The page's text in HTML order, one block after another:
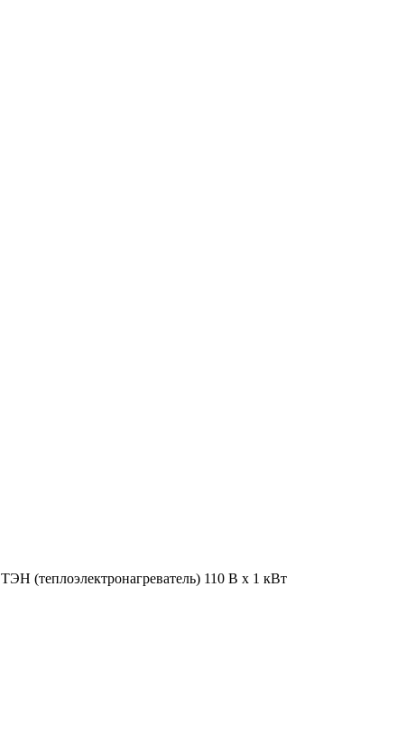
ТЭН (теплоэлектронагреватель) 110 В х 1 кВт